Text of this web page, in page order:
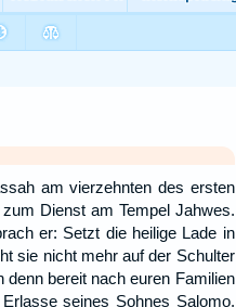
am vierzehnten des ersten
Dienst am Tempel Jahwes.
er: Setzt die heilige Lade in
sie nicht mehr auf der Schulter
denn bereit nach euren Familien
seines Sohnes Salomo.